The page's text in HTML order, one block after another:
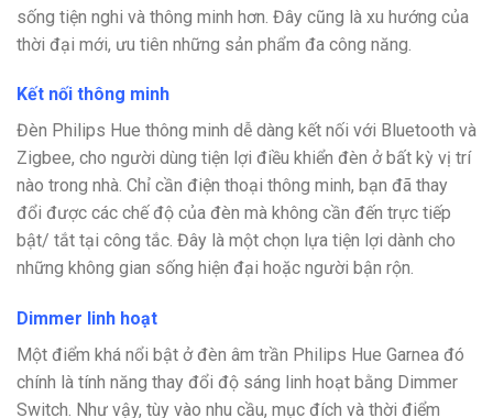
sống tiện nghi và thông minh hơn. Đây cũng là xu hướng của
thời đại mới, ưu tiên những sản phẩm đa công năng.
Kết nối thông minh
Đèn Philips Hue thông minh dễ dàng kết nối với Bluetooth và
Zigbee, cho người dùng tiện lợi điều khiển đèn ở bất kỳ vị trí
nào trong nhà. Chỉ cần điện thoại thông minh, bạn đã thay
đổi được các chế độ của đèn mà không cần đến trực tiếp
bật/ tắt tại công tắc. Đây là một chọn lựa tiện lợi dành cho
những không gian sống hiện đại hoặc người bận rộn.
Dimmer linh hoạt
Một điểm khá nổi bật ở đèn âm trần Philips Hue Garnea đó
chính là tính năng thay đổi độ sáng linh hoạt bằng Dimmer
Switch. Như vậy, tùy vào nhu cầu, mục đích và thời điểm